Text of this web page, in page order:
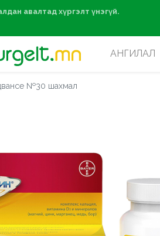
өөс дээш
АНГИЛАЛ
№30 шахмал